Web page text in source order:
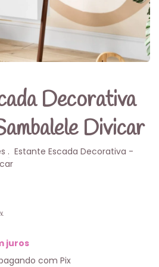
Decorativa
Divicar
. Estante Escada Decorativa -
juros
com Pix